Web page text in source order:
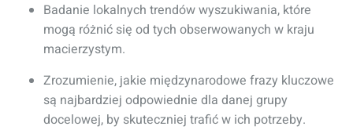
Badanie lokalnych trendów wyszukiwania, które
mogą różnić się od tych obserwowanych w kraju
macierzystym.
Zrozumienie, jakie międzynarodowe frazy kluczowe
są najbardziej odpowiednie dla danej grupy
docelowej, by skuteczniej trafić w ich potrzeby.